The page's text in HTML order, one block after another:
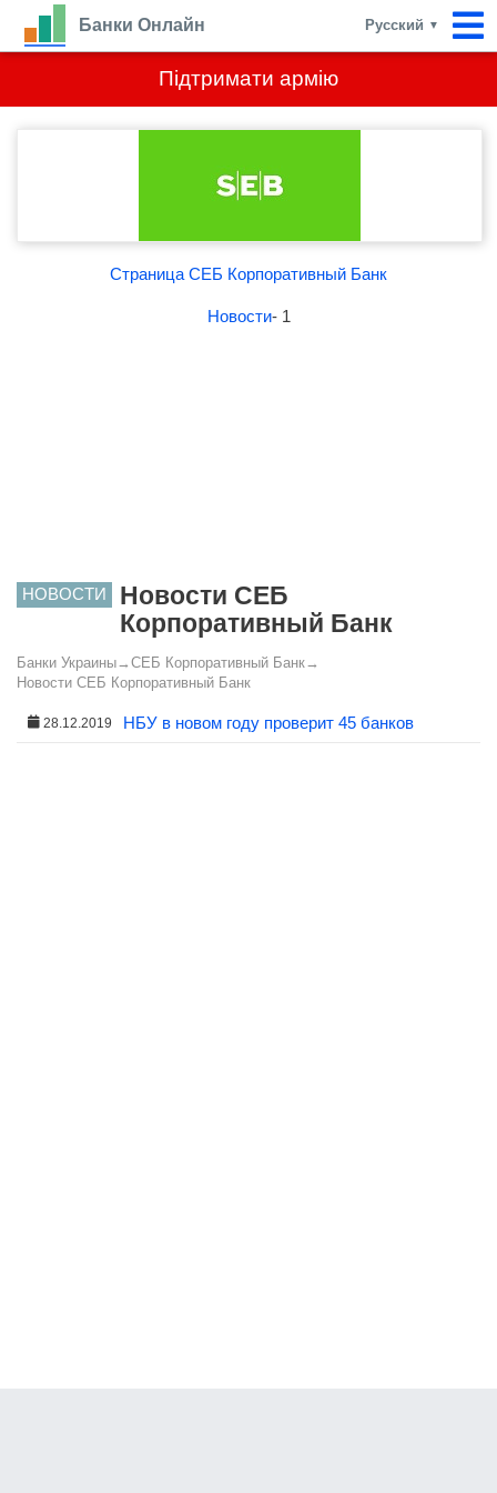
Підтримати армію
Банки Онлайн Русский ▼
Страница СЕБ Корпоративный Банк
Новости- 1
НОВОСТИ
Новости СЕБ
Корпоративный Банк
Банки Украины→ СЕБ Корпоративный Банк→
Новости СЕБ Корпоративный Банк
28.12.2019 НБУ в новом году проверит 45 банков